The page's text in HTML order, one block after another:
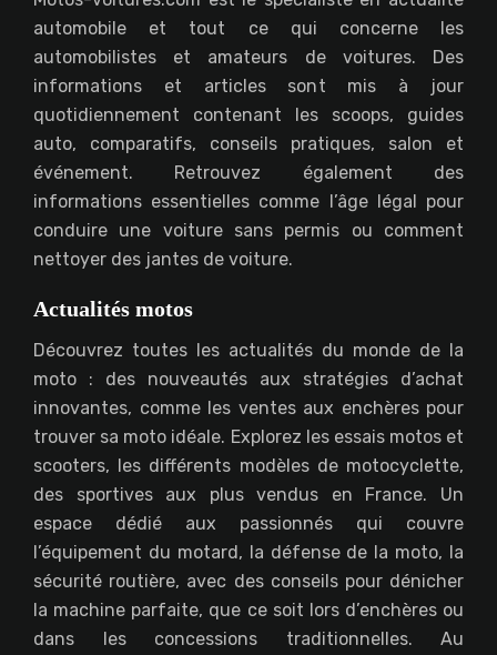
automobile et tout ce qui concerne les
automobilistes et amateurs de voitures. Des
informations et articles sont mis à jour
quotidiennement contenant les scoops, guides
auto, comparatifs, conseils pratiques, salon et
événement. Retrouvez également des
informations essentielles comme l’âge légal pour
conduire une voiture sans permis ou comment
nettoyer des jantes de voiture.
Actualités motos
Découvrez toutes les actualités du monde de la
moto : des nouveautés aux stratégies d’achat
innovantes, comme les ventes aux enchères pour
trouver sa moto idéale. Explorez les essais motos et
scooters, les différents modèles de motocyclette,
des sportives aux plus vendus en France. Un
espace dédié aux passionnés qui couvre
l’équipement du motard, la défense de la moto, la
sécurité routière, avec des conseils pour dénicher
la machine parfaite, que ce soit lors d’enchères ou
dans les concessions traditionnelles. Au